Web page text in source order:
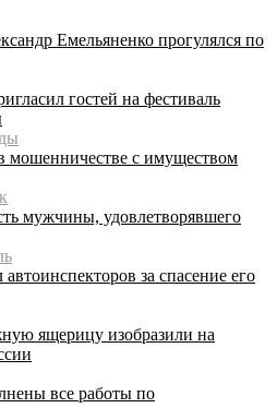
Емельяненко прогулялся по
гостей на фестиваль
мошенничестве с имуществом
мужчины, удовлетворявшего
за спасение его
ящерицу изобразили на
все работы по